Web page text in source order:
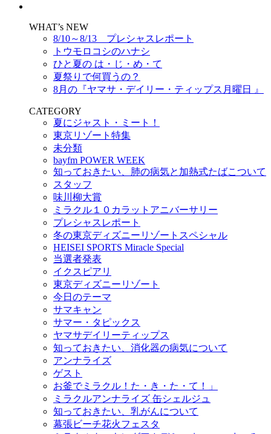
WHAT’s NEW
8/10～8/13 プレシャスレポート
トウモロコシのハナシ
ひと夏の は・じ・め・て
夏祭りで何買うの？
8月の『ヤマサ・デイリー・ティップス月曜日 』
CATEGORY
夏にジャスト・ミート！
東京リゾート特集
未分類
bayfm POWER WEEK
知っておきたい、肺の病気と加熱式たばこついて
スタッフ
味川柳大賞
ミラクル１０カラットアニバーサリー
プレシャスレポート
冬の東京ディズニーリゾートスペシャル
HEISEI SPORTS Miracle Special
当選者発表
イクスピアリ
東京ディズニーリゾート
今日のテーマ
サマキャン
サマー・タピックス
ヤマサデイリーティップス
知っておきたい、消化器の病気について
アンナライズ
ゲスト
お釜でミラクル！た・き・た・て！」
ミラクルアンナライズ 缶シェルジュ
知っておきたい、乳がんについて
幕張ビーチ花火フェスタ